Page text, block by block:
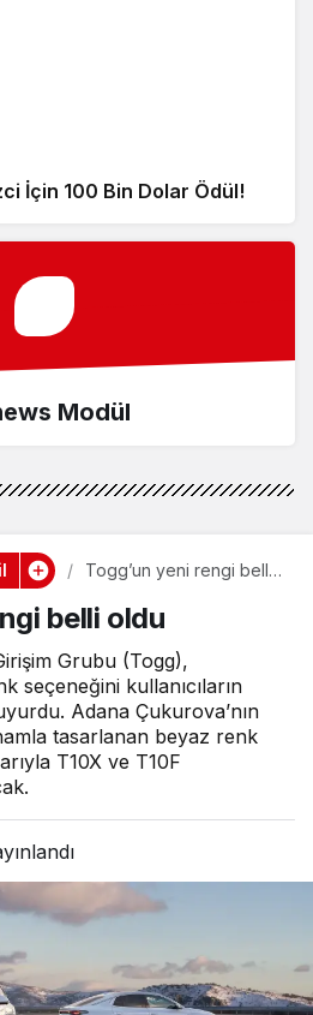
İçin 100 Bin Dolar Ödül!
Modül
Togg’un yeni rengi belli
belli oldu
Grubu (Togg),
seçeneğini kullanıcıların
Adana Çukurova’nın
tasarlanan beyaz renk
T10X ve T10F